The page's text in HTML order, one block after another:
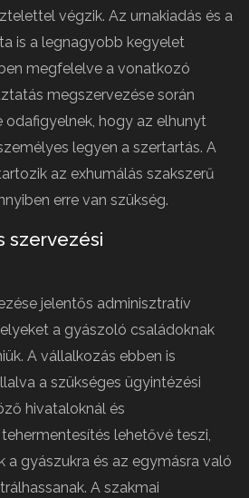
végzik. Az urnakiadás és a
is a legnagyobb kegyelet
megfelelve a vonatkozó
megszervezése során
odafigyelnek, hogy az elhunyt
legyen a szertartás. A
az exhumálás szakszerű
erre van szükség.
szervezési
jelentős adminisztratív
a gyászoló családoknak
A vállalkozás ebben is
a szükséges ügyintézési
hivataloknál és
lehetővé teszi,
a gyászukra és az egymásra való
A szakmai